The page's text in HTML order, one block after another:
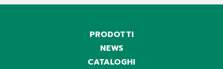
PRODOTTI
NEWS
CATALOGHI